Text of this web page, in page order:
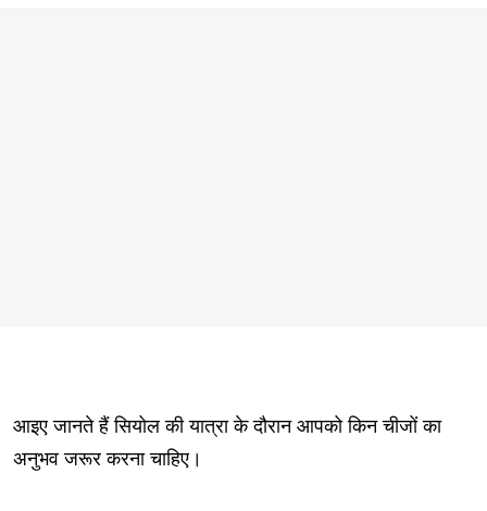
आइए जानते हैं सियोल की यात्रा के दौरान आपको किन चीजों का
अनुभव जरूर करना चाहिए।